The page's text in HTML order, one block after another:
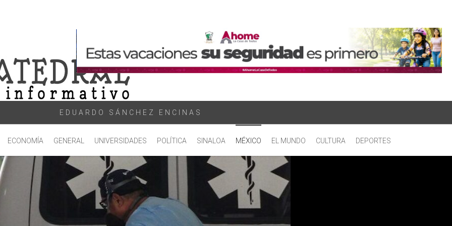
EDUARDO SÁNCHEZ ENCINAS
ECONOMÍA GENERAL UNIVERSIDADES POLÍTICA SINALOA MÉXICO EL MUNDO CULTURA DEPORTES